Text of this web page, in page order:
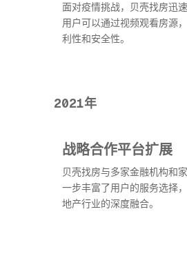
面对疫情挑战，贝壳找房迅
用户可以通过视频观看房源
利性和安全性。
2021年
战略合作平台扩展
贝壳找房与多家金融机构和
一步丰富了用户的服务选择
地产行业的深度融合。